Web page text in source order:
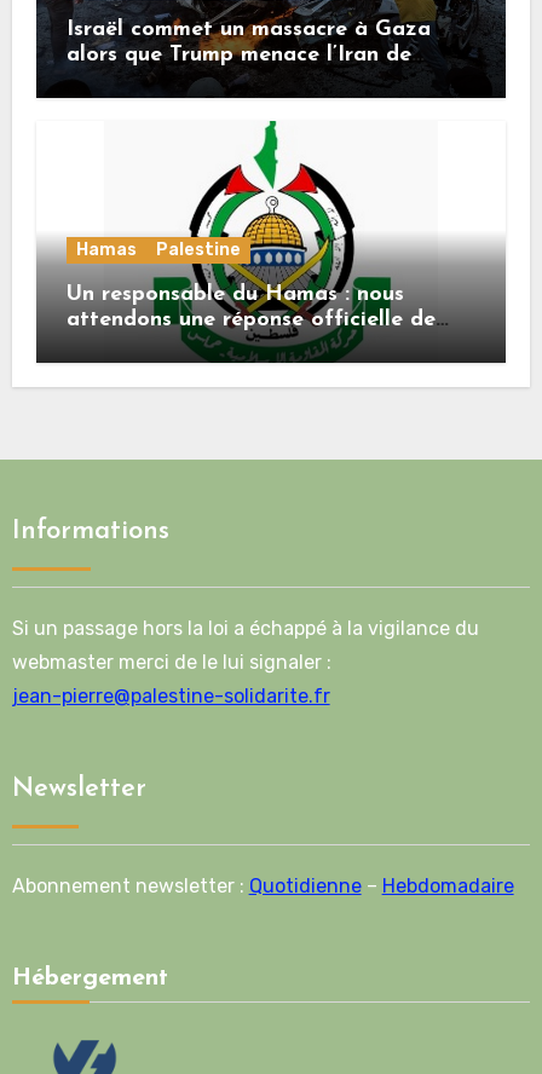
Israël commet un massacre à Gaza
alors que Trump menace l’Iran de
«décapitation»
Hamas Palestine
Un responsable du Hamas : nous
attendons une réponse officielle de
Mladenov concernant la feuille de
route de la deuxième phase de l’accord
Informations
Si un passage hors la loi a échappé à la vigilance du
webmaster merci de le lui signaler :
jean-pierre@palestine-solidarite.fr
Newsletter
Abonnement newsletter : Quotidienne– Hebdomadaire
Hébergement